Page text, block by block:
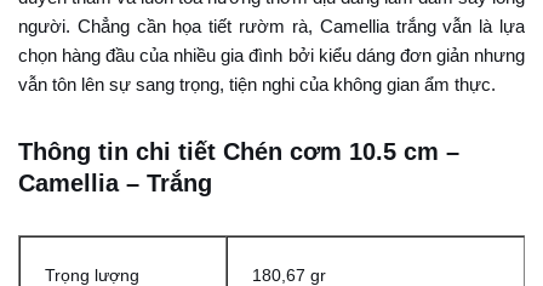
người. Chẳng cần họa tiết rườm rà, Camellia trắng vẫn là lựa
chọn hàng đầu của nhiều gia đình bởi kiểu dáng đơn giản nhưng
vẫn tôn lên sự sang trọng, tiện nghi của không gian ẩm thực.
Thông tin chi tiết Chén cơm 10.5 cm –
Camellia – Trắng
Trọng lượng 180,67 gr